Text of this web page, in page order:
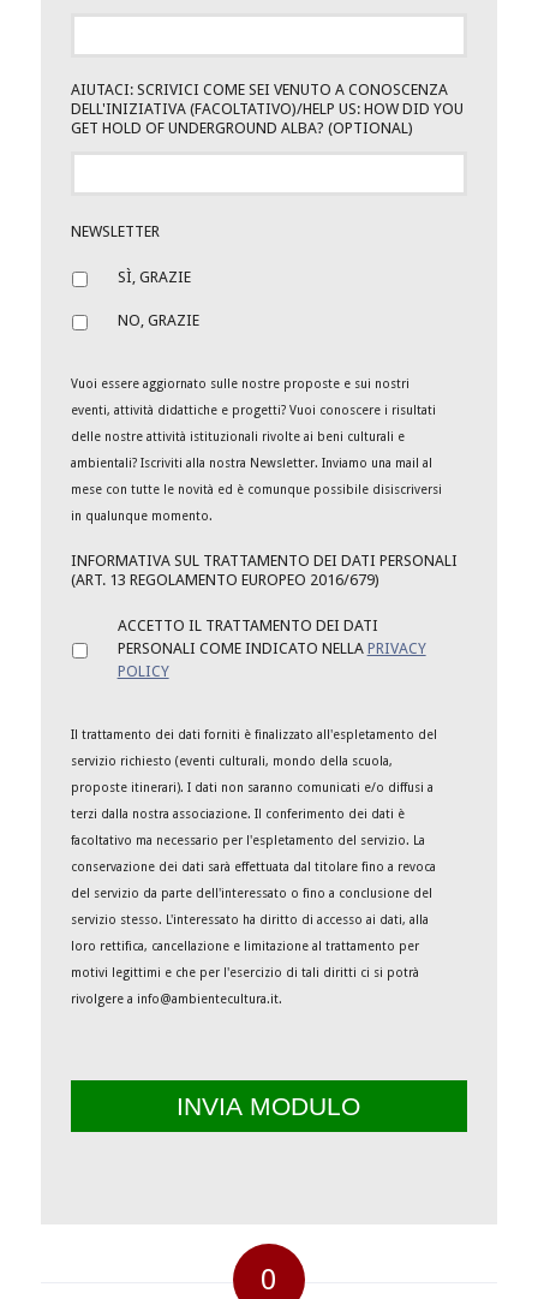
AIUTACI: SCRIVICI COME SEI VENUTO A CONOSCENZA
DELL'INIZIATIVA (FACOLTATIVO)/HELP US: HOW DID YOU
GET HOLD OF UNDERGROUND ALBA? (OPTIONAL)
NEWSLETTER
SÌ, GRAZIE
NO, GRAZIE
Vuoi essere aggiornato sulle nostre proposte e sui nostri
eventi, attività didattiche e progetti? Vuoi conoscere i risultati
delle nostre attività istituzionali rivolte ai beni culturali e
ambientali? Iscriviti alla nostra Newsletter. Inviamo una mail al
mese con tutte le novità ed è comunque possibile disiscriversi
in qualunque momento.
INFORMATIVA SUL TRATTAMENTO DEI DATI PERSONALI
(ART. 13 REGOLAMENTO EUROPEO 2016/679)
ACCETTO IL TRATTAMENTO DEI DATI
PERSONALI COME INDICATO NELLA PRIVACY
POLICY
Il trattamento dei dati forniti è finalizzato all'espletamento del
servizio richiesto (eventi culturali, mondo della scuola,
proposte itinerari). I dati non saranno comunicati e/o diffusi a
terzi dalla nostra associazione. Il conferimento dei dati è
facoltativo ma necessario per l'espletamento del servizio. La
conservazione dei dati sarà effettuata dal titolare fino a revoca
del servizio da parte dell'interessato o fino a conclusione del
servizio stesso. L'interessato ha diritto di accesso ai dati, alla
loro rettifica, cancellazione e limitazione al trattamento per
motivi legittimi e che per l'esercizio di tali diritti ci si potrà
rivolgere a info@ambientecultura.it.
0